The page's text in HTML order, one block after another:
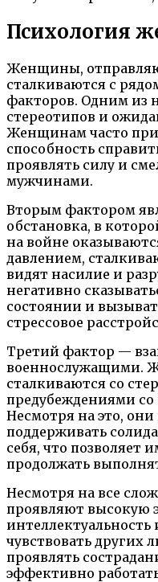
Психология
Женщины,
сталкиваются с
факторов. Одним из
стереотипов и
Женщинам часто
способность
проявлять силу и
мужчинами.
Вторым фактором
обстановка, в
на войне
давлением,
видят насилие и
негативно
состоянии и
стрессовое
Третий фактор —
военнослужащими.
сталкиваются со
предубеждениями со
Несмотря на это,
поддерживать
себя, что позволяет
продолжать
Несмотря на все
проявляют высокую
чувствовать других
проявлять
эффективно